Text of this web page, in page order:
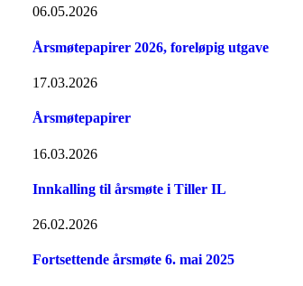
06.05.2026
Årsmøtepapirer 2026, foreløpig utgave
17.03.2026
Årsmøtepapirer
16.03.2026
Innkalling til årsmøte i Tiller IL
26.02.2026
Fortsettende årsmøte 6. mai 2025